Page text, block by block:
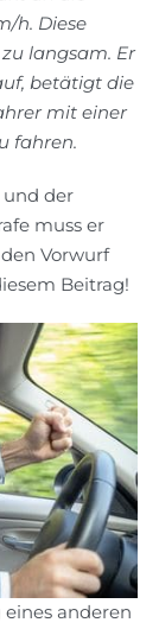
h. Diese
langsam. Er
betätigt die
mit einer
fahren.
und der
muss er
Vorwurf
Beitrag!
anderen